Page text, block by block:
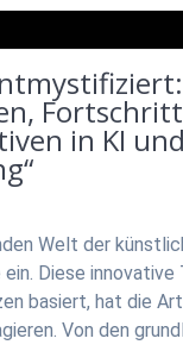
in KI und
Welt der
Diese
basiert, hat die
Von den